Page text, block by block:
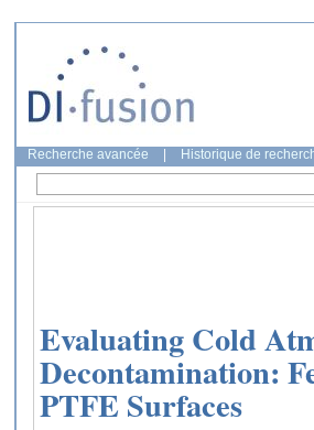
Recherche avancée Historique de
Evaluating Cold
Decontamination:
PTFE Surfaces